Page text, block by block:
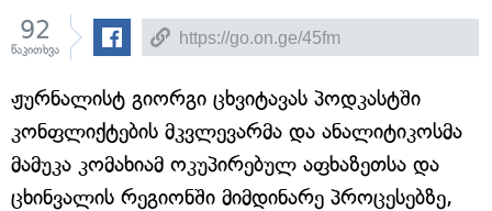
92
წაკითხვა
ჟურნალისტ გიორგი ცხვიტავას პოდკასტში
კონფლიქტების მკვლევარმა და ანალიტიკოსმა
მამუკა კომახიამ ოკუპირებულ აფხაზეთსა და
ცხინვალის რეგიონში მიმდინარე პროცესებზე,